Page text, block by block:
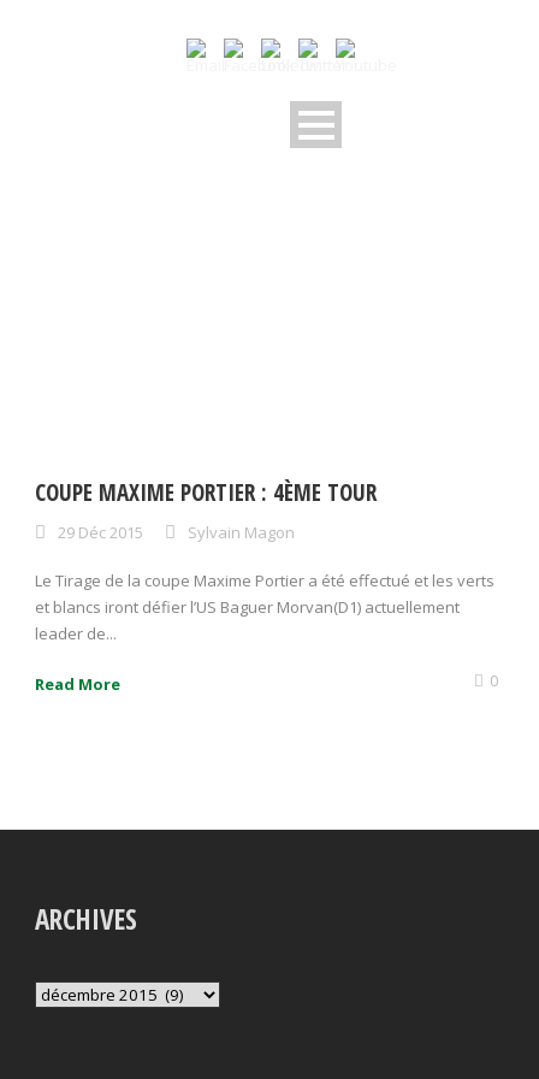
COUPE MAXIME PORTIER : 4ÈME TOUR
29 Déc 2015 Sylvain Magon
Le Tirage de la coupe Maxime Portier a été effectué et les verts
et blancs iront défier l’US Baguer Morvan(D1) actuellement
leader de...
Read More 0
ARCHIVES
Archives